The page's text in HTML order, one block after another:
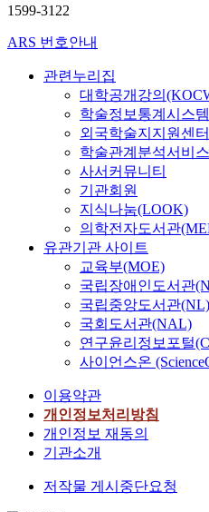
1599-3122
ARS 번호안내
관련누리집
대학공개강의
학술정보통계시스
외국학술지지원센
학술관계분석서비
사서커뮤니티
기관회원
지식나눔(LOOK)
의학전자도서관
유관기관 사이트
교육부(MOE)
국립장애인도서관
국립중앙도서관(NL)
국회도서관(NAL)
연구윤리정보포털
사이언스온
이용약관
개인정보처리방침
개인정보 재동의
기관소개
저작물 게시중단요청